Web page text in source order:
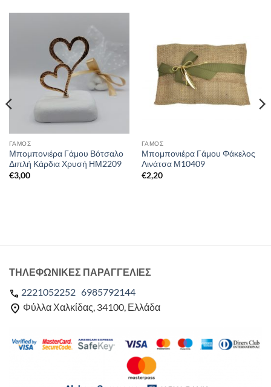
ΓΑΜΟΣ
Μπομπονιέρα Γάμου Βότσαλο
Διπλή Κάρδια Χρυσή ΗΜ2209
€3,00
ΓΑΜΟΣ
Μπομπονιέρα Γάμου Φάκελος
Λινάτσα Μ10409
€2,20
ΤΗΛΕΦΩΝΙΚΕΣ ΠΑΡΑΓΓΕΛΙΕΣ
2221052252 6985792144
Φύλλα Χαλκίδας, 34100, Ελλάδα